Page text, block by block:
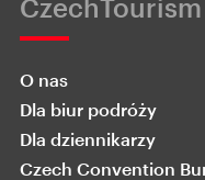
CzechTourism
O nas
Dla biur podróży
Dla dziennikarzy
Czech Convention